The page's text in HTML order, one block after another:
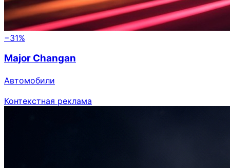
−31%
Major Changan
Автомобили
Контекстная реклама